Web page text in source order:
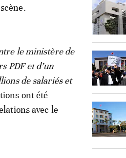
le ministère de
PDF et d’un
de salariés et
ont été
avec le